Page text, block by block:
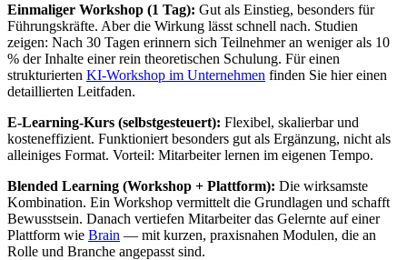
Einmaliger Workshop (1 Tag): Gut als Einstieg, besonders für
Führungskräfte. Aber die Wirkung lässt schnell nach. Studien
zeigen: Nach 30 Tagen erinnern sich Teilnehmer an weniger als 10
% der Inhalte einer rein theoretischen Schulung. Für einen
strukturierten KI-Workshop im Unternehmen finden Sie hier einen
detaillierten Leitfaden.
E-Learning-Kurs (selbstgesteuert): Flexibel, skalierbar und
kosteneffizient. Funktioniert besonders gut als Ergänzung, nicht als
alleiniges Format. Vorteil: Mitarbeiter lernen im eigenen Tempo.
Blended Learning (Workshop + Plattform): Die wirksamste
Kombination. Ein Workshop vermittelt die Grundlagen und schafft
Bewusstsein. Danach vertiefen Mitarbeiter das Gelernte auf einer
Plattform wie Brain — mit kurzen, praxisnahen Modulen, die an
Rolle und Branche angepasst sind.